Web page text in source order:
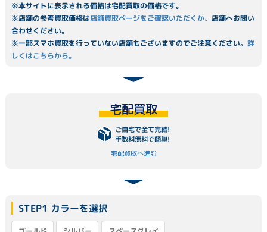
※本サイトに表示される価格は宅配買取の価格です。
※店舗の参考買取価格は店舗買取ページをご確認いただくか、店舗へお問い
合わせください。
※一部スマホ買取を行っていない店舗もございますのでご注意ください。詳
しくはこちらから。
宅配買取
ご自宅で全て完結!
手数料無料で簡単!
宅配買取へ進む
STEP1 カラーを選択